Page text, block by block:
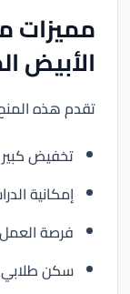
مميزات
الأبيض
تقدم هذه
تخفيض كبير
إمكانية
فرصة العمل
سكن طلابي